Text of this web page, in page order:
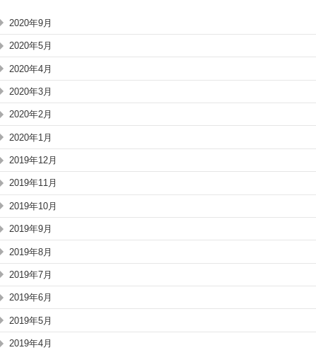
2020年9月
2020年5月
2020年4月
2020年3月
2020年2月
2020年1月
2019年12月
2019年11月
2019年10月
2019年9月
2019年8月
2019年7月
2019年6月
2019年5月
2019年4月